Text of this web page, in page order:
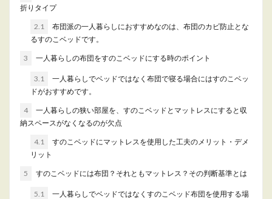
一人暮らしの部屋に花を！花の持つ効
果とおしゃれに飾るアイデア
が忙しくて心が疲れている人もいるのではないで
しょ...
一人暮らしに机は不要？勉強と食事を
兼ねて机を選ぶのもあり
折りタイプ
2.1
布団派の一人暮らしにおすすめなのは、布団のカビ防止とな
るすのこベッドです。
3 一人暮らしの布団をすのこベッドにする時のポイント
3.1
一人暮らしでベッドではなく布団で寝る場合にはすのこベッ
ドがおすすめです。
4
一人暮らしの狭い部屋を、すのこベッドとマットレスにすると収
納スペースがなくなるのが欠点
4.1
すのこベッドにマットレスを使用した工夫のメリット・デメ
リット
5 すのこベッドには布団？それともマットレス？その判断基準とは
5.1
一人暮らしでベッドではなくすのこベッド布団を使用する場